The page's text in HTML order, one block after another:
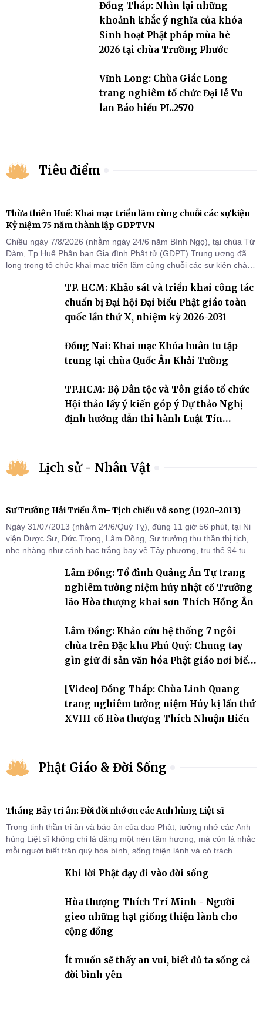
Đồng Tháp: Nhìn lại những
khoảnh khắc ý nghĩa của khóa
Sinh hoạt Phật pháp mùa hè
2026 tại chùa Trường Phước
Vĩnh Long: Chùa Giác Long
trang nghiêm tổ chức Đại lễ Vu
lan Báo hiếu PL.2570
Tiêu điểm
Thừa thiên Huế: Khai mạc triển lãm cùng chuỗi các sự kiện
Kỷ niệm 75 năm thành lập GĐPTVN
Chiều ngày 7/8/2026 (nhằm ngày 24/6 năm Bính Ngọ), tại chùa Từ
Đàm, Tp Huế Phân ban Gia đình Phật tử (GĐPT) Trung ương đã
long trọng tổ chức khai mạc triển lãm cùng chuỗi các sự kiện chào
TP. HCM: Khảo sát và triển khai công tác
chuẩn bị Đại hội Đại biểu Phật giáo toàn
quốc lần thứ X, nhiệm kỳ 2026-2031
Đồng Nai: Khai mạc Khóa huân tu tập
trung tại chùa Quốc Ân Khải Tường
TP.HCM: Bộ Dân tộc và Tôn giáo tổ chức
Hội thảo lấy ý kiến góp ý Dự thảo Nghị
định hướng dẫn thi hành Luật Tín
Lịch sử - Nhân Vật
Sư Trưởng Hải Triều Âm- Tịch chiếu vô song (1920-2013)
Ngày 31/07/2013 (nhằm 24/6/Quý Tỵ), đúng 11 giờ 56 phút, tại Ni
viện Dược Sư, Đức Trọng, Lâm Đồng, Sư trưởng thu thần thị tịch,
nhẹ nhàng như cánh hạc trắng bay về Tây phương, trụ thế 94 tuổi
Lâm Đồng: Tổ đình Quảng Ân Tự trang
nghiêm tưởng niệm húy nhật cố Trưởng
lão Hòa thượng khai sơn Thích Hồng Ân
Lâm Đồng: Khảo cứu hệ thống 7 ngôi
chùa trên Đặc khu Phú Quý: Chung tay
gìn giữ di sản văn hóa Phật giáo nơi biển
[Video] Đồng Tháp: Chùa Linh Quang
trang nghiêm tưởng niệm Húy kị lần thứ
XVIII cố Hòa thượng Thích Nhuận Hiền
Phật Giáo & Đời Sống
Tháng Bảy tri ân: Đời đời nhớ ơn các Anh hùng Liệt sĩ
Trong tinh thần tri ân và báo ân của đạo Phật, tưởng nhớ các Anh
hùng Liệt sĩ không chỉ là dâng một nén tâm hương, mà còn là nhắc
mỗi người biết trân quý hòa bình, sống thiện lành và có trách
Khi lời Phật dạy đi vào đời sống
Hòa thượng Thích Trí Minh - Người
gieo những hạt giống thiện lành cho
cộng đồng
Ít muốn sẽ thấy an vui, biết đủ ta sống cả
đời bình yên